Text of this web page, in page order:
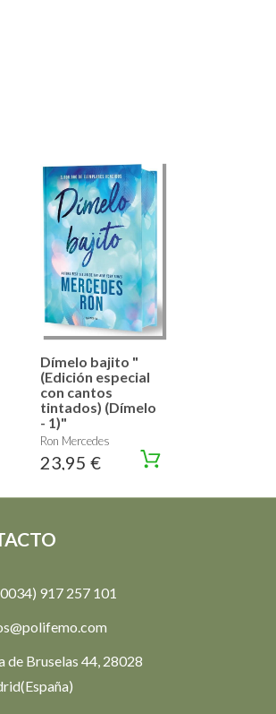
Dímelo bajito "
(Edición especial
con cantos
tintados) (Dímelo
- 1)"
Ron Mercedes
23,95 €
917 257 101
de Bruselas 44, 28028